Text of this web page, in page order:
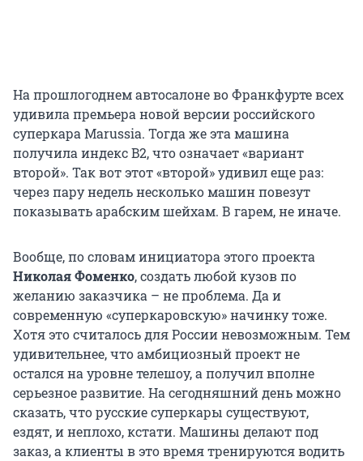
На прошлогоднем автосалоне во Франкфурте всех
удивила премьера новой версии российского
суперкара Marussia. Тогда же эта машина
получила индекс B2, что означает «вариант
второй». Так вот этот «второй» удивил еще раз:
через пару недель несколько машин повезут
показывать арабским шейхам. В гарем, не иначе.
Вообще, по словам инициатора этого проекта
Николая Фоменко, создать любой кузов по
желанию заказчика – не проблема. Да и
современную «суперкаровскую» начинку тоже.
Хотя это считалось для России невозможным. Тем
удивительнее, что амбициозный проект не
остался на уровне телешоу, а получил вполне
серьезное развитие. На сегодняшний день можно
сказать, что русские суперкары существуют,
ездят, и неплохо, кстати. Машины делают под
заказ, а клиенты в это время тренируются водить